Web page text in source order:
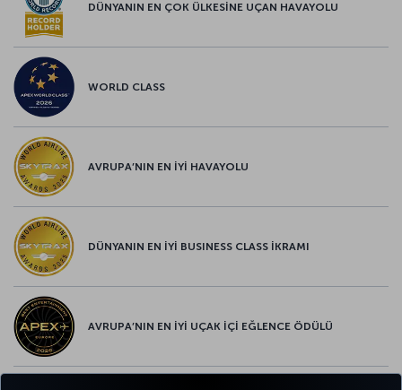
DÜNYANIN EN ÇOK ÜLKESİNE UÇAN HAVAYOLU
WORLD CLASS
AVRUPA’NIN EN İYİ HAVAYOLU
DÜNYANIN EN İYİ BUSINESS CLASS İKRAMI
AVRUPA’NIN EN İYİ UÇAK İÇİ EĞLENCE ÖDÜLÜ